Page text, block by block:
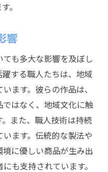
。
響
も多大な影響を及ぼし
する職人たちは、地域
ます。彼らの作品は、
はなく、地域文化に触
また、職人技術は持続
ます。伝統的な製法や
に優しい商品が生み出
も支持されています。